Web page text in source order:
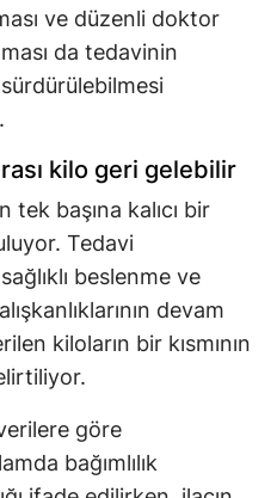
ve düzenli doktor
da tedavinin
kilo geri gelebilir
başına kalıcı bir
Tedavi
beslenme ve
devam
kiloların bir kısmının
göre
bağımlılık